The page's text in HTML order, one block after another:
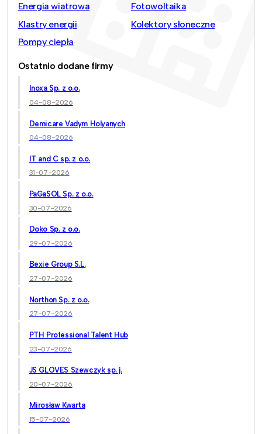
Energia wiatrowa
Fotowoltaika
Klastry energii
Kolektory słoneczne
Pompy ciepła
Ostatnio dodane firmy
Inoxa Sp. z o.o.
04-08-2026
Demicare Vadym Holyanych
04-08-2026
IT and C sp. z o.o.
31-07-2026
PaGaSOL Sp. z o.o.
30-07-2026
Doko Sp. z o.o.
29-07-2026
Bexie Group S.L.
27-07-2026
Northon Sp. z o.o.
27-07-2026
PTH Professional Talent Hub
23-07-2026
JS GLOVES Szewczyk sp. j.
20-07-2026
Mirosław Kwarta
15-07-2026